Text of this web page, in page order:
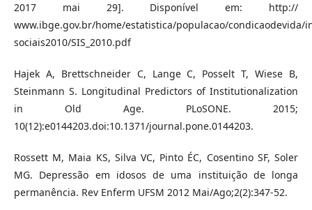
2017 mai 29]. Disponível em: http://
www.ibge.gov.br/home/estatistica/populacao/
sociais2010/SIS_2010.pdf
Hajek A, Brettschneider C, Lange C, Posselt T, Wiese B,
Steinmann S. Longitudinal Predictors of Institutionalization
in Old Age. PLoSONE. 2015;
10(12):e0144203.doi:10.1371/journal.pone.0144203.
Rossett M, Maia KS, Silva VC, Pinto ÉC, Cosentino SF, Soler
MG. Depressão em idosos de uma instituição de longa
permanência. Rev Enferm UFSM 2012 Mai/Ago;2(2):347-52.